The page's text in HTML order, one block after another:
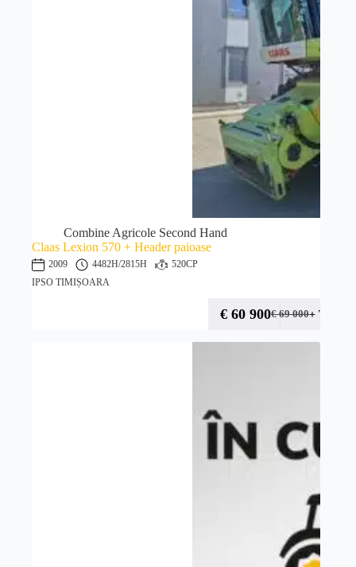
Combine Agricole Second Hand
Claas Lexion 570 + Header paioase
2009 4482H/2815H
520CP
IPSO TIMIȘOARA
€69 000
€ 60 900 + TVA